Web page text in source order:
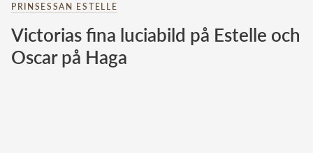
Brittiska kungahuset
Norska kungahuset
Danska kungahuset
PRINSESSAN ESTELLE
Victorias fina luciabild på Estelle och
Oscar på Haga